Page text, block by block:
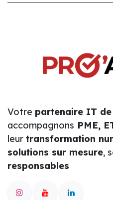
Votre partenaire IT
accompagnons PME,
leur transformation
solutions sur mesure,
responsables